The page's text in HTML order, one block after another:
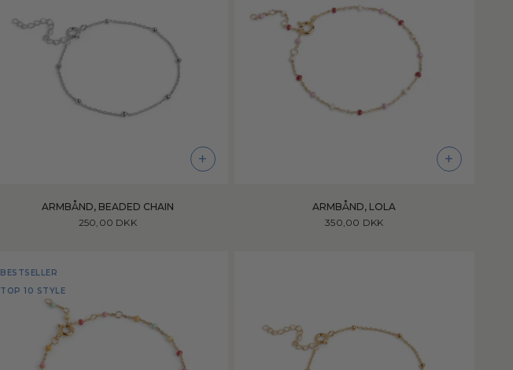
+
ARMBÅND, BEADED CHAIN
250,00 DKK
+
ARMBÅND, LOLA
350,00 DKK
BESTSELLER
TOP 10 STYLE